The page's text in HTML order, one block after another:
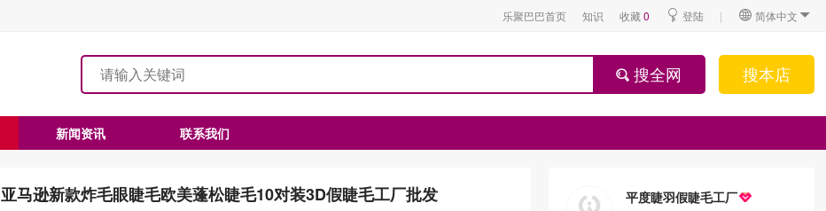
乐聚巴巴首页 知识 收藏0 登陆 | 简体中文
搜全网 搜本店
新闻资讯 联系我们
亚马逊新款炸毛眼睫毛欧美蓬松睫毛10对装3D假睫毛工厂批发 平度睫羽假睫毛工厂